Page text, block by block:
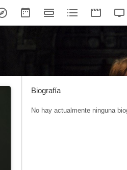
Biografía
No hay actualmente ninguna